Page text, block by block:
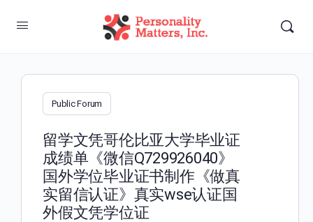
Public Forum
留学文凭哥伦比亚大学毕业证
成绩单《微信Q729926040》
国外学位毕业证书制作《做真
实留信认证》真实wse认证国
外假文凭学位证